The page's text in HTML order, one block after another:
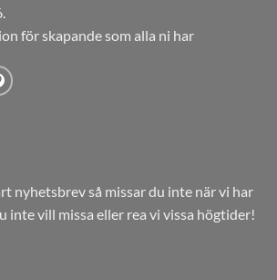
för skapande som alla ni har
nyhetsbrev så missar du inte när vi har
inte vill missa eller rea vi vissa högtider!